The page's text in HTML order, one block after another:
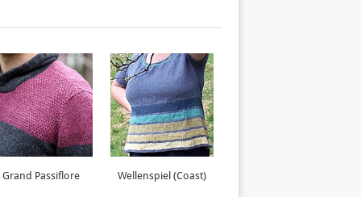
Grand Passiflore Wellenspiel (Coast)